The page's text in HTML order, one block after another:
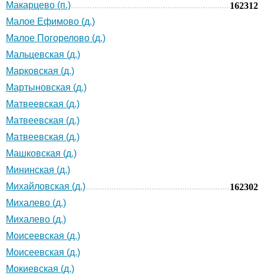
Макарцево (п.)
162312
Малое Ефимово (д.)
Малое Погорелово (д.)
Мальцевская (д.)
Марковская (д.)
Мартыновская (д.)
Матвеевская (д.)
Матвеевская (д.)
Матвеевская (д.)
Машковская (д.)
Мининская (д.)
Михайловская (д.)
162302
Михалево (д.)
Михалево (д.)
Моисеевская (д.)
Моисеевская (д.)
Мокиевская (д.)